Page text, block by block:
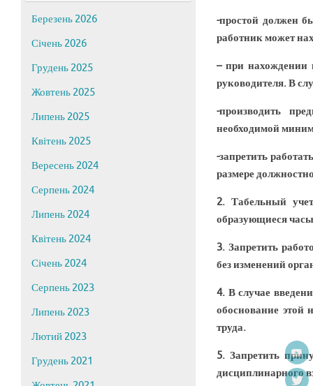
-простой должен
работник может
– при нахождении
руководителя. В
-производить
необходимой
-запретить
размере
2. Табельный
образующиеся часы
3. Запретить
без изменений
4. В случае
обоснование этой
труда.
5. Запретить
дисциплинарного
Березень 2026
Січень 2026
Грудень 2025
Жовтень 2025
Липень 2025
Квітень 2025
Вересень 2024
Серпень 2024
Липень 2024
Квітень 2024
Січень 2024
Серпень 2023
Липень 2023
Лютий 2023
Грудень 2021